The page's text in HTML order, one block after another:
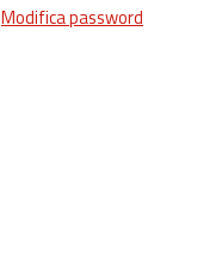
Modifica password